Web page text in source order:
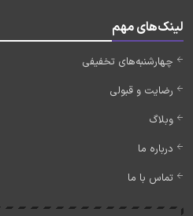
لینک‌های مهم
چهارشنبه‌های تخفیفی
رضایت و قبولی
وبلاگ
درباره ما
تماس با ما